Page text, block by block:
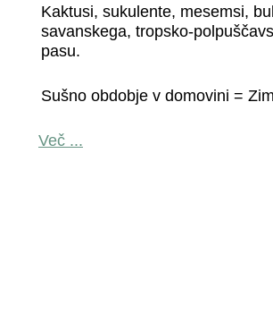
Kaktusi, sukulente, mesemsi,
savanskega, tropsko-
pasu.
Sušno obdobje v domovini =
Več ...